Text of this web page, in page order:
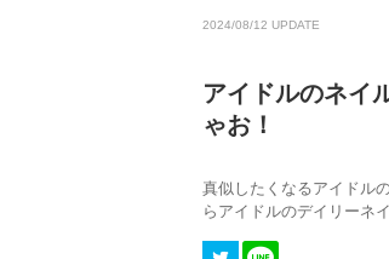
2024/08/12 UPDATE
アイドルのネイ
ゃお！
真似したくなるアイドル
らアイドルのデイリーネ